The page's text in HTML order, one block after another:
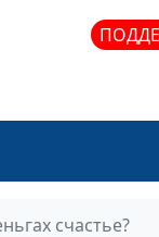
счастье?
Дмитрий
Егор Суслов
Милена